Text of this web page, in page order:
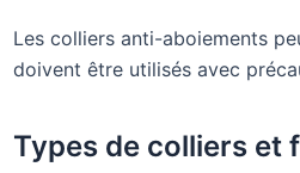
Les colliers anti-aboiements
doivent être utilisés avec
Types de colliers et